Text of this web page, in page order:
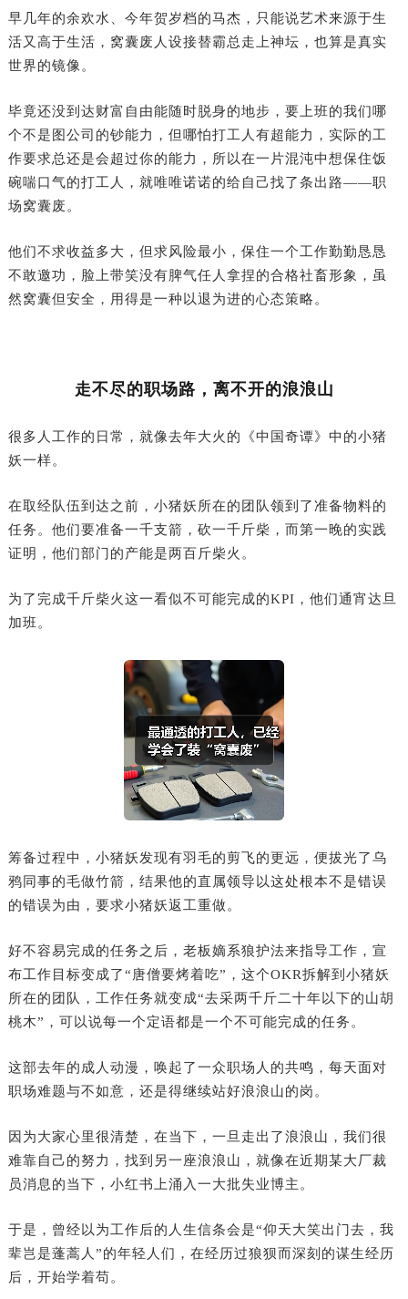
早几年的余欢水、今年贺岁档的马杰，只能说艺术来源于生
活又高于生活，窝囊废人设接替霸总走上神坛，也算是真实
世界的镜像。
毕竟还没到达财富自由能随时脱身的地步，要上班的我们哪
个不是图公司的钞能力，但哪怕打工人有超能力，实际的工
作要求总还是会超过你的能力，所以在一片混沌中想保住饭
碗喘口气的打工人，就唯唯诺诺的‍‍‍‍‍‍‍‍‍‍‍‍‍给自己找了条出路——职
场窝囊废。
他们不求收益多大，但求风险最小，保住一个工作勤勤恳恳
不敢邀功，脸上带笑没有脾气任人拿捏的合格社畜形象，虽
然窝囊但安全，用得是一种以退为进的心态策略。
走不尽的职场路，离不开的浪浪山‍‍‍‍
‍很多人工作的日常，就像去年大火的《中国奇谭》中的小猪
妖一样。
在取经队伍到达之前，小猪妖所在的团队领到了准备物料的
任务。他们要准备一千支箭，砍一千斤柴，而第一晚的实践
证明，他们部门的产能是两百斤柴火。
为了完成千斤柴火这一看似不可能完成的KPI，他们通宵达旦
加班。
筹备过程中，小猪妖发现有羽毛的剪飞的更远，便拔光了乌
鸦同事的毛做竹箭，结果他的直属领导以这处根本不是错误
的错误为由，要求小猪妖返工重做。
好不容易完成的任务之后，老板嫡系狼护法来指导工作，宣
布工作目标变成了“唐僧要烤着吃”，这个OKR拆解到小猪妖
所在的团队，工作任务就变成“去采两千斤二十年以下的山胡
桃木”，可以说每一个定语都是一个不可能完成的任务。
这部去年的成人动漫，唤起了一众职场人的共鸣，每天面对
职场难题与不如意，还是得继续站好浪浪山的岗。
因为大家心里很清楚，在当下，一旦走出了浪浪山，我们很
难靠自己的努力，找到另一座浪浪山，就像在近期某大厂裁
员消息的当下，小红书上涌入一大批失业博主。
于是，曾经以为工作后的人生信条会是“仰天大笑出门去，我
辈岂是蓬蒿人”的年轻人们，在经历过狼狈而深刻的谋生经历
后，开始学着苟。‍